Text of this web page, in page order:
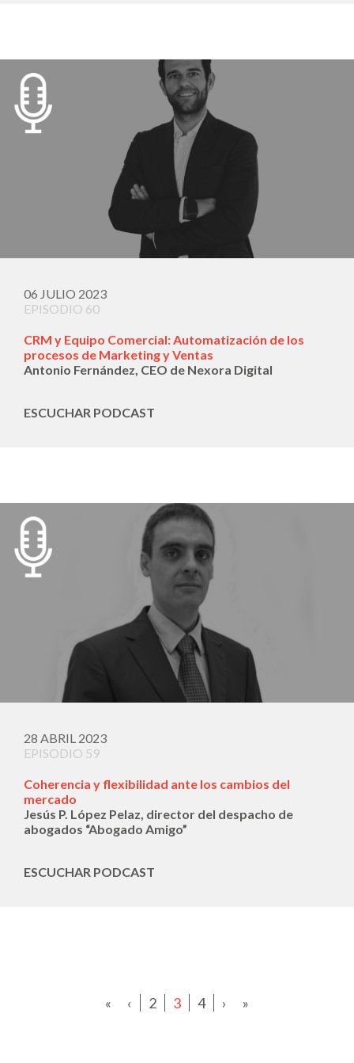
06 JULIO 2023
EPISODIO 60
CRM y Equipo Comercial: Automatización de los
procesos de Marketing y Ventas
Antonio Fernández, CEO de Nexora Digital
ESCUCHAR PODCAST
28 ABRIL 2023
EPISODIO 59
Coherencia y flexibilidad ante los cambios del
mercado
Jesús P. López Pelaz, director del despacho de
abogados “Abogado Amigo”
ESCUCHAR PODCAST
« ‹ 2 3 4 › »